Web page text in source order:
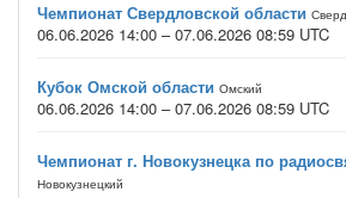
Чемпионат Свердловской области
06.06.2026 14:00 – 07.06.2026 08:59 UTC
Кубок Омской области Омский
06.06.2026 14:00 – 07.06.2026 08:59 UTC
Чемпионат г. Новокузнецка по
Новокузнецкий